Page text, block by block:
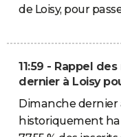
de Loisy, pour
11:59 - Rappel
dernier à Loisy
Dimanche dernier
historiquement